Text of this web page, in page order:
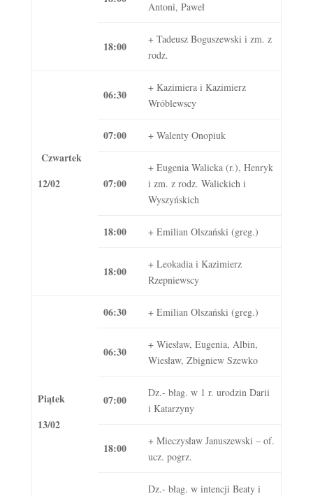
Antoni, Paweł
18:00
+ Tadeusz Boguszewski i zm. z
rodz.
Czwartek
12/02
06:30
+ Kazimiera i Kazimierz
Wróblewscy
07:00 + Walenty Onopiuk
07:00
+ Eugenia Walicka (r.), Henryk
i zm. z rodz. Walickich i
Wyszyńskich
18:00 + Emilian Olszański (greg.)
18:00
+ Leokadia i Kazimierz
Rzepniewscy
Piątek
13/02
06:30 + Emilian Olszański (greg.)
06:30
+ Wiesław, Eugenia, Albin,
Wiesław, Zbigniew Szewko
07:00
Dz.- błag. w 1 r. urodzin Darii
i Katarzyny
18:00
+ Mieczysław Januszewski – of.
ucz. pogrz.
Dz.- błag. w intencji Beaty i